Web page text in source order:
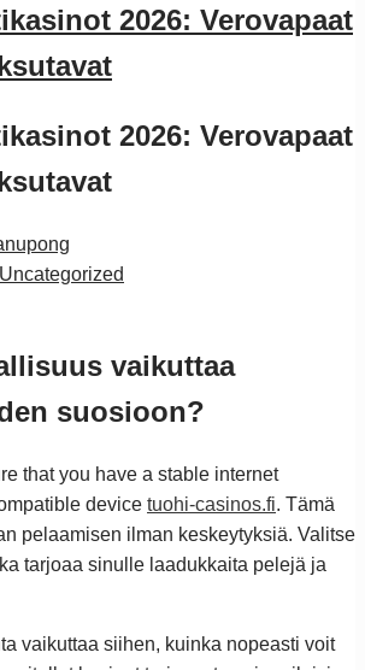
2026: Verovapaat
2026: Verovapaat
Uncategorized
vaikuttaa
suosioon?
that you have a stable internet
device tuohi-casinos.fi. Tämä
pelaamisen ilman keskeytyksiä. Valitse
tarjoaa sinulle laadukkaita pelejä ja
vaikuttaa siihen, kuinka nopeasti voit